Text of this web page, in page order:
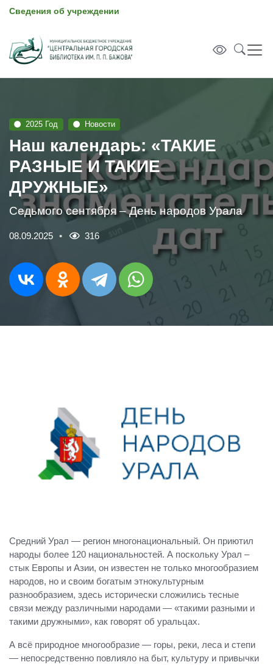
Сведения об учреждении
2025 Год Новости
Наш календарь: «ТАКИЕ
РАЗНЫЕ И ТАКИЕ
ДРУЖНЫЕ»
Седьмого сентября – День народов Урала
08.09.2025 316
Средний Урал — регион многонациональный. Он приютил
народы более 120 национальностей. А поскольку Урал –
стык Европы и Азии, он известен не только многообразием
народов, но и своим богатым этнокультурным
разнообразием, здесь исторически сложились тесные
связи между различными народами — «такими разными и
такими дружными», как говорят об уральцах.
А всё природное многообразие — горы, реки, леса и степи
— непосредственно повлияло на быт, культуру и привычки